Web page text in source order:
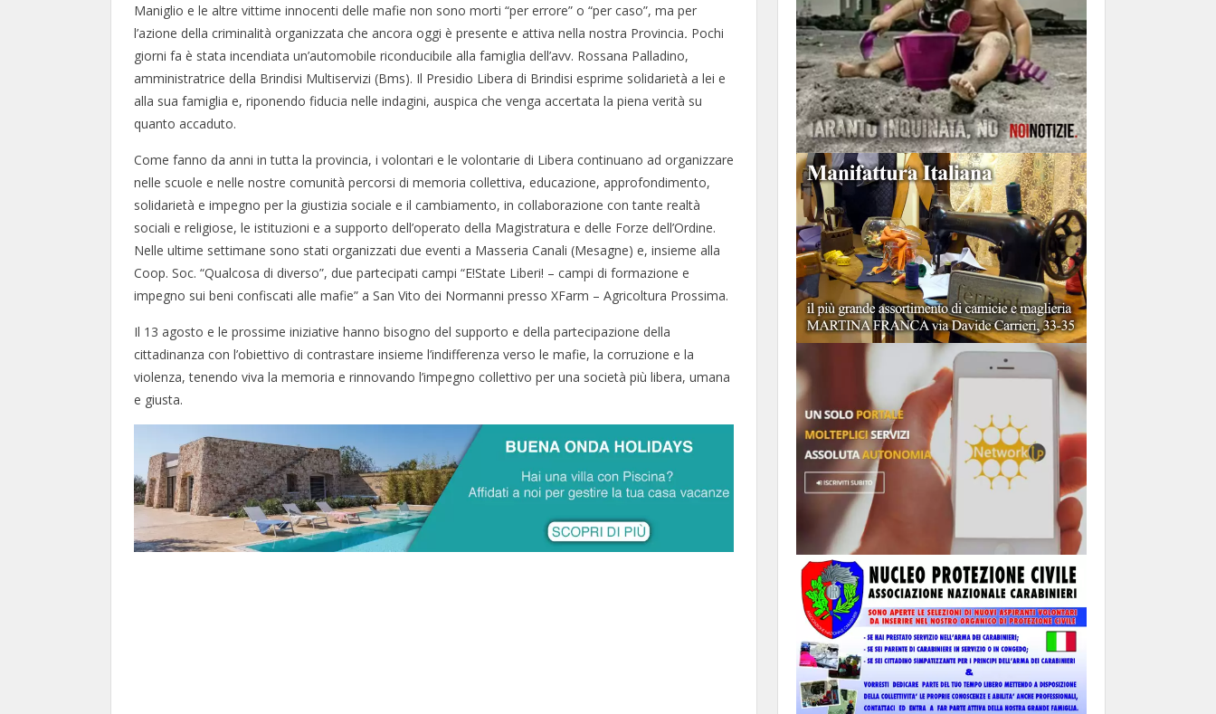
Maniglio e le altre vittime innocenti delle mafie non sono morti “per errore” o “per caso”, ma per
l’azione della criminalità organizzata che ancora oggi è presente e attiva nella nostra Provincia. Pochi
giorni fa è stata incendiata un’automobile riconducibile alla famiglia dell’avv. Rossana Palladino,
amministratrice della Brindisi Multiservizi (Bms). Il Presidio Libera di Brindisi esprime solidarietà a lei e
alla sua famiglia e, riponendo fiducia nelle indagini, auspica che venga accertata la piena verità su
quanto accaduto.
Come fanno da anni in tutta la provincia, i volontari e le volontarie di Libera continuano ad organizzare
nelle scuole e nelle nostre comunità percorsi di memoria collettiva, educazione, approfondimento,
solidarietà e impegno per la giustizia sociale e il cambiamento, in collaborazione con tante realtà
sociali e religiose, le istituzioni e a supporto dell’operato della Magistratura e delle Forze dell’Ordine.
Nelle ultime settimane sono stati organizzati due eventi a Masseria Canali (Mesagne) e, insieme alla
Coop. Soc. “Qualcosa di diverso”, due partecipati campi “E!State Liberi! – campi di formazione e
impegno sui beni confiscati alle mafie” a San Vito dei Normanni presso XFarm – Agricoltura Prossima.
Il 13 agosto e le prossime iniziative hanno bisogno del supporto e della partecipazione della
cittadinanza con l’obiettivo di contrastare insieme l’indifferenza verso le mafie, la corruzione e la
violenza, tenendo viva la memoria e rinnovando l’impegno collettivo per una società più libera, umana
e giusta.